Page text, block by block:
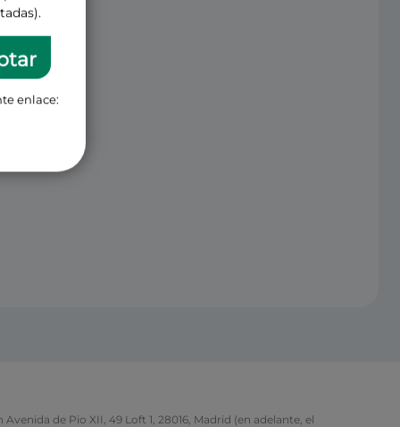
de Pio XII, 49 Loft 1, 28016, Madrid (en adelante, el
enlace: